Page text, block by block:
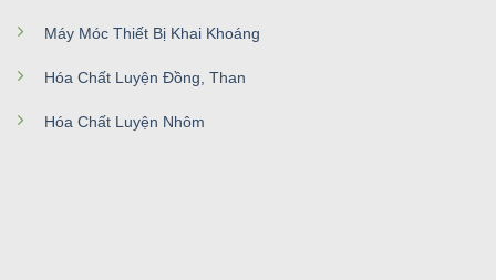
Máy Móc Thiết Bị Khai Khoáng
Hóa Chất Luyện Đồng, Than
Hóa Chất Luyện Nhôm